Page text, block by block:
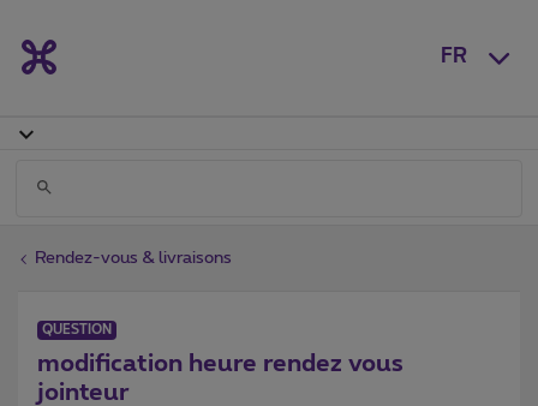
FR
Rendez-vous & livraisons
QUESTION
modification heure rendez vous
jointeur